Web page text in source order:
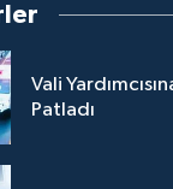
Vali
Patladı